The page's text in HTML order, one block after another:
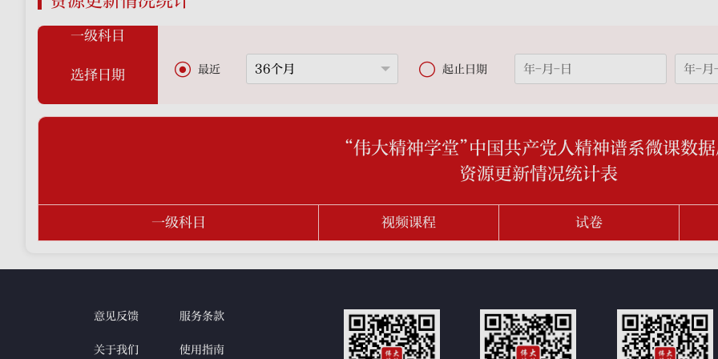
一级科目
选择日期  最近  起止日期
“伟大精神学堂”中国共产党人精神谱系微课数
资源更新情况统计表
一级科目 视频课程 试卷
意见反馈
关于我们
服务条款
使用指南